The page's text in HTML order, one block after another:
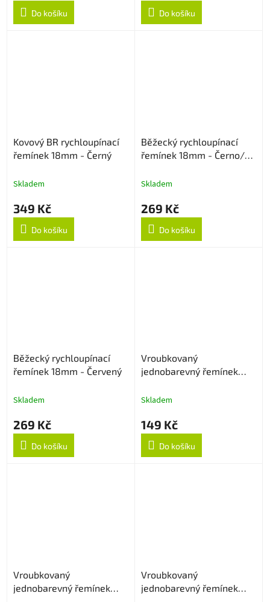
Do košíku Do košíku
Kovový BR rychloupínací
řemínek 18mm - Černý
Skladem
349 Kč
Do košíku
Běžecký rychloupínací
řemínek 18mm - Černo/
Skladem
269 Kč
Do košíku
Běžecký rychloupínací
řemínek 18mm - Červený
Skladem
269 Kč
Do košíku
Vroubkovaný
jednobarevný řemínek
Skladem
149 Kč
Do košíku
Vroubkovaný
jednobarevný řemínek
Vroubkovaný
jednobarevný řemínek